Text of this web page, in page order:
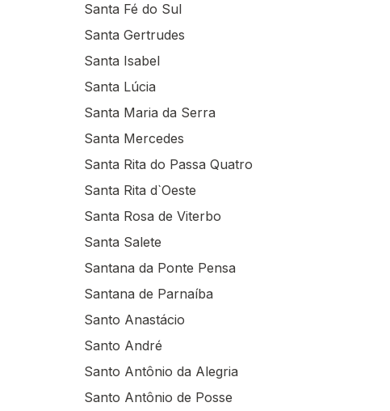
Santa Fé do Sul
Santa Gertrudes
Santa Isabel
Santa Lúcia
Santa Maria da Serra
Santa Mercedes
Santa Rita do Passa Quatro
Santa Rita d`Oeste
Santa Rosa de Viterbo
Santa Salete
Santana da Ponte Pensa
Santana de Parnaíba
Santo Anastácio
Santo André
Santo Antônio da Alegria
Santo Antônio de Posse